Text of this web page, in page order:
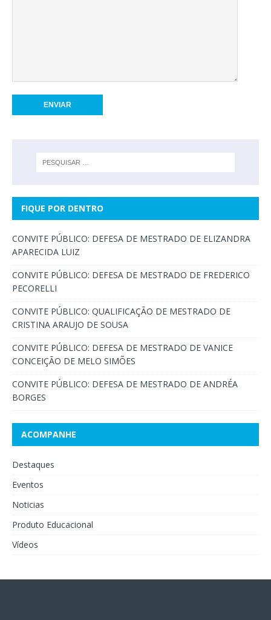
FIQUE POR DENTRO
CONVITE PÚBLICO: DEFESA DE MESTRADO DE ELIZANDRA
APARECIDA LUIZ
CONVITE PÚBLICO: DEFESA DE MESTRADO DE FREDERICO
PECORELLI
CONVITE PÚBLICO: QUALIFICAÇÃO DE MESTRADO DE
CRISTINA ARAUJO DE SOUSA
CONVITE PÚBLICO: DEFESA DE MESTRADO DE VANICE
CONCEIÇÃO DE MELO SIMÕES
CONVITE PÚBLICO: DEFESA DE MESTRADO DE ANDRÉA
BORGES
ACOMPANHE
Destaques
Eventos
Noticias
Produto Educacional
Vídeos